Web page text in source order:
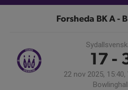
Forsheda BK A -
17 -
22 nov 2025,
Bowlinghall